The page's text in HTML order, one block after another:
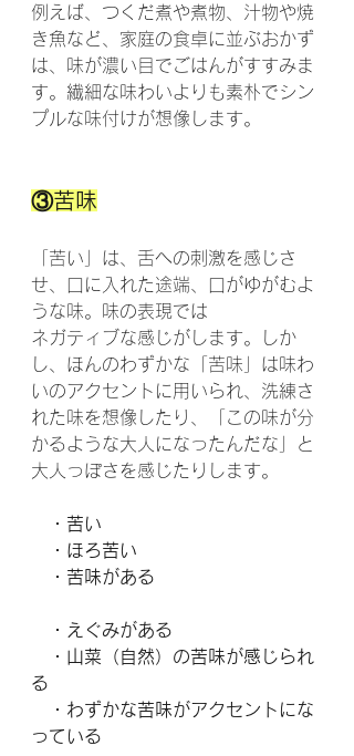
例えば、つくだ煮や煮物、汁物や焼
き魚など、家庭の食卓に並ぶおかず
は、味が濃い目でごはんがすすみま
す。繊細な味わいよりも素朴でシン
プルな味付けが想像します。
③苦味
「苦い」は、舌への刺激を感じさ
せ、口に入れた途端、口がゆがむよ
うな味。味の表現では
ネガティブな感じがします。しか
し、ほんのわずかな「苦味」は味わ
いのアクセントに用いられ、洗練さ
れた味を想像したり、「この味が分
かるような大人になったんだな」と
大人っぽさを感じたりします。
・苦い
・ほろ苦い
・苦味がある
・えぐみがある
・山菜（自然）の苦味が感じられ
る
・わずかな苦味がアクセントにな
っている